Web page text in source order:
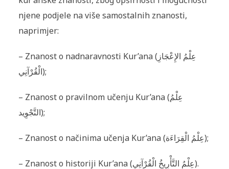
njene podjele na više samostalnih znanosti,
naprimjer:
– Znanost o nadnaravnosti Kur’ana (عِلْمُ الإِعْجَازِ
الْقُرْآنِي);
– Znanost o pravilnom učenju Kur’ana (عِلْمُ
التَّجْوِيد);
– Znanost o načinima učenja Kur’ana (عِلْمُ الْقِرَاءَة);
– Znanost o historiji Kur’ana (عِلْمُ التَّأْرِيخُ الْقُرْآنِي).